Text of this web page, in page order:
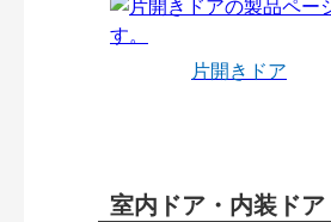
片開きドア
室内ドア・内装ド